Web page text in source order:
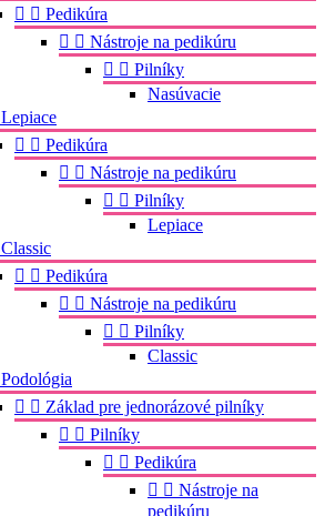
  Pedikúra
  Nástroje na pedikúru
  Pilníky
Nasúvacie
Lepiace
  Pedikúra
  Nástroje na pedikúru
  Pilníky
Lepiace
Classic
  Pedikúra
  Nástroje na pedikúru
  Pilníky
Classic
Podológia
  Základ pre jednorázové pilníky
  Pilníky
  Pedikúra
  Nástroje na
pedikúru